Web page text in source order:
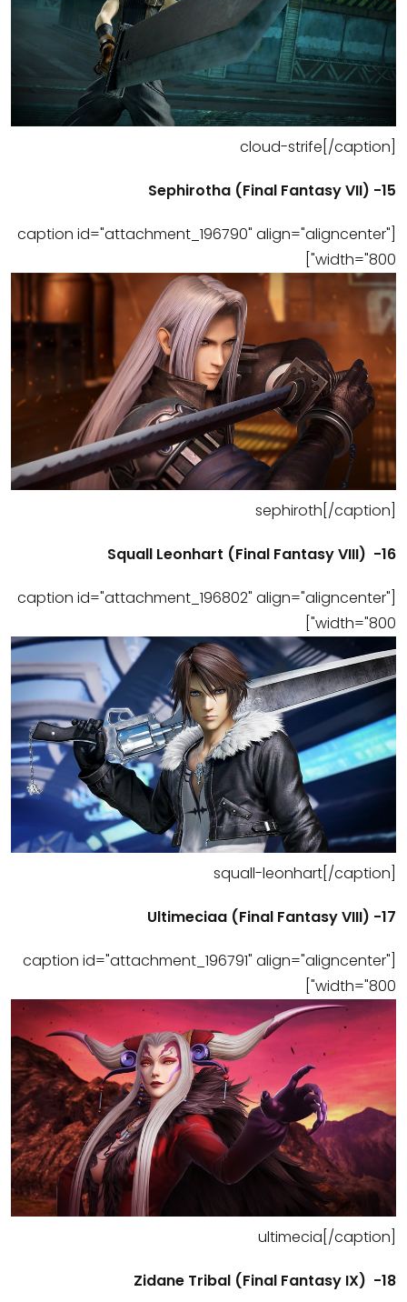
cloud-strife[/caption]
15- Sephirotha (Final Fantasy VII)
[caption id="attachment_196790" align="aligncenter"
width="800"]
sephiroth[/caption]
16- (Final Fantasy VIII) Squall Leonhart
[caption id="attachment_196802" align="aligncenter"
width="800"]
squall-leonhart[/caption]
17- (Ultimeciaa (Final Fantasy VIII
[caption id="attachment_196791" align="aligncenter"
width="800"]
ultimecia[/caption]
18- (Final Fantasy IX) Zidane Tribal